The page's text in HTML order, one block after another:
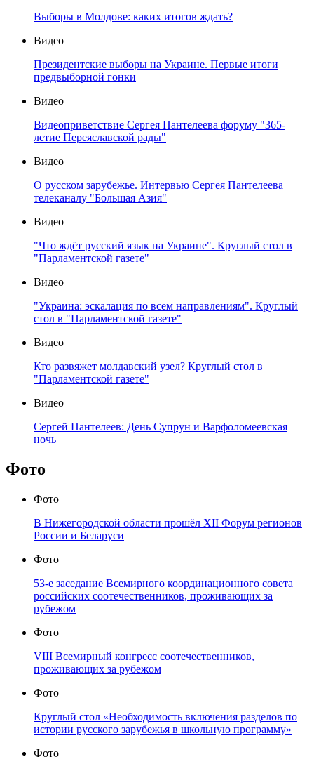
Выборы в Молдове: каких итогов ждать?
Видео
Президентские выборы на Украине. Первые итоги
предвыборной гонки
Видео
Видеоприветствие Сергея Пантелеева форуму "365-
летие Переяславской рады"
Видео
О русском зарубежье. Интервью Сергея Пантелеева
телеканалу "Большая Азия"
Видео
"Что ждёт русский язык на Украине". Круглый стол в
"Парламентской газете"
Видео
"Украина: эскалация по всем направлениям". Круглый
стол в "Парламентской газете"
Видео
Кто развяжет молдавский узел? Круглый стол в
"Парламентской газете"
Видео
Сергей Пантелеев: День Супрун и Варфоломеевская
ночь
Фото
Фото
В Нижегородской области прошёл XII Форум регионов
России и Беларуси
Фото
53-е заседание Всемирного координационного совета
российских соотечественников, проживающих за
рубежом
Фото
VIII Всемирный конгресс соотечественников,
проживающих за рубежом
Фото
Круглый стол «Необходимость включения разделов по
истории русского зарубежья в школьную программу»
Фото